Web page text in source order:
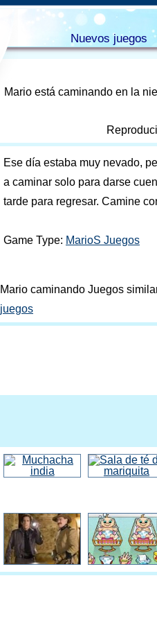
Mario está caminando en la
Ese día estaba muy nevado,
a caminar solo para darse
tarde para regresar. Camine
Game Type: MarioS Juegos
Mario caminando Juegos
juegos
Nuevos juegos